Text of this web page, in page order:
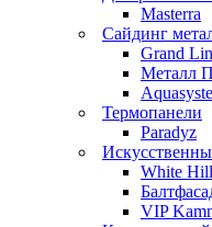
Masterra
Сайдинг
Grand
Металл
Термопанели
Paradyz
White
VIP